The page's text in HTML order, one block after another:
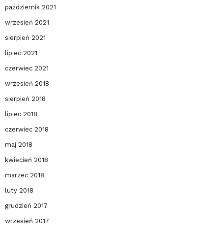
październik 2021
wrzesień 2021
sierpień 2021
lipiec 2021
czerwiec 2021
wrzesień 2018
sierpień 2018
lipiec 2018
czerwiec 2018
maj 2018
kwiecień 2018
marzec 2018
luty 2018
grudzień 2017
wrzesień 2017